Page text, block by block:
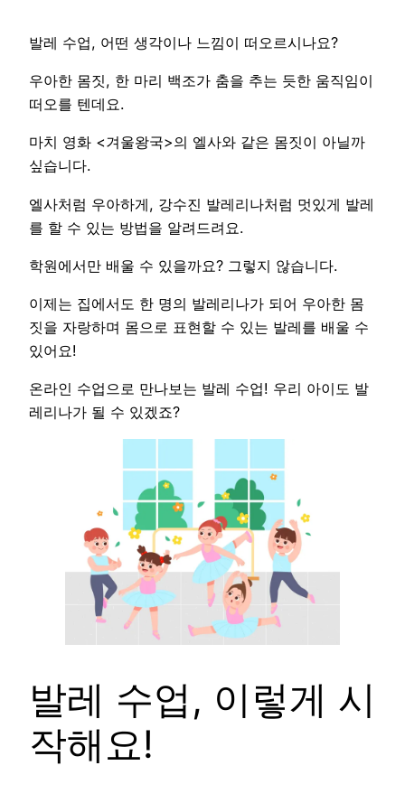
발레 수업, 어떤 생각이나 느낌이 떠오르시나요?
우아한 몸짓, 한 마리 백조가 춤을 추는 듯한 움직임이
떠오를 텐데요.
마치 영화 <겨울왕국>의 엘사와 같은 몸짓이 아닐까
싶습니다.
엘사처럼 우아하게, 강수진 발레리나처럼 멋있게 발레
를 할 수 있는 방법을 알려드려요.
학원에서만 배울 수 있을까요? 그렇지 않습니다.
이제는 집에서도 한 명의 발레리나가 되어 우아한 몸
짓을 자랑하며 몸으로 표현할 수 있는 발레를 배울 수
있어요!
온라인 수업으로 만나보는 발레 수업! 우리 아이도 발
레리나가 될 수 있겠죠?
발레 수업, 이렇게 시
작해요!